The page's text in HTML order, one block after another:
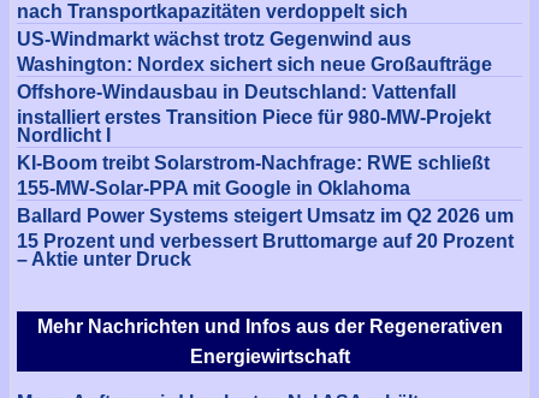
Mehr Nachrichten und Infos aus der Regenerativen
Energiewirtschaft
nach Transportkapazitäten verdoppelt sich
US-Windmarkt wächst trotz Gegenwind aus
Washington: Nordex sichert sich neue Großaufträge
Offshore-Windausbau in Deutschland: Vattenfall
installiert erstes Transition Piece für 980-MW-Projekt
Nordlicht I
KI-Boom treibt Solarstrom-Nachfrage: RWE schließt
155-MW-Solar-PPA mit Google in Oklahoma
Ballard Power Systems steigert Umsatz im Q2 2026 um
15 Prozent und verbessert Bruttomarge auf 20 Prozent
– Aktie unter Druck